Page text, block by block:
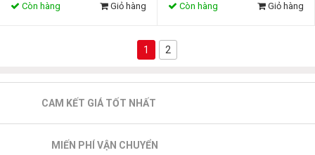
Còn hàng Giỏ hàng Còn hàng Giỏ hàng
1 2
CAM KẾT GIÁ TỐT NHẤT
MIẾN PHÍ VẬN CHUYỂN